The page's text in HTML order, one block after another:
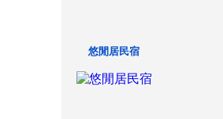
悠閒居民宿